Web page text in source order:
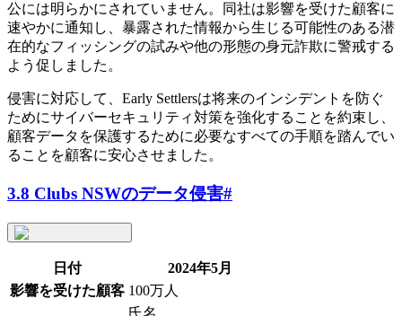
公には明らかにされていません。同社は影響を受けた顧客に
速やかに通知し、暴露された情報から生じる可能性のある潜
在的なフィッシングの試みや他の形態の身元詐欺に警戒する
よう促しました。
侵害に対応して、Early Settlersは将来のインシデントを防ぐ
ためにサイバーセキュリティ対策を強化することを約束し、
顧客データを保護するために必要なすべての手順を踏んでい
ることを顧客に安心させました。
3.8 Clubs NSWのデータ侵害#
日付
2024年5月
影響を受けた顧客 100万人
氏名